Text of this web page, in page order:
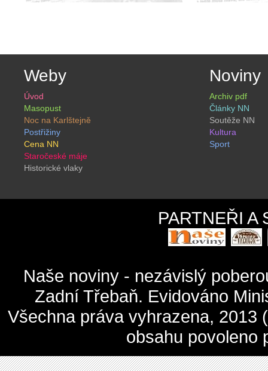
Weby
Úvod
Masopust
Noc na Karlštejně
Postřižiny
Cena NN
Staročeské máje
Historické vlaky
Noviny
Archiv pdf
Články NN
Soutěže NN
Kultura
Sport
PARTNEŘI A
Naše noviny - nezávislý
Zadní Třebaň. Evidováno
Všechna práva vyhrazena,
obsahu povoleno